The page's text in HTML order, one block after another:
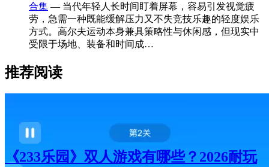
合集 — 当代年轻人长时间盯着屏幕，容易引发视觉疲
劳，急需一种既能缓解压力又不失竞技乐趣的轻度娱乐
方式。高尔夫运动本身兼具策略性与休闲感，但现实中
受限于场地、装备和时间成…
推荐阅读
《233乐园》双人游戏有哪些？2026耐玩